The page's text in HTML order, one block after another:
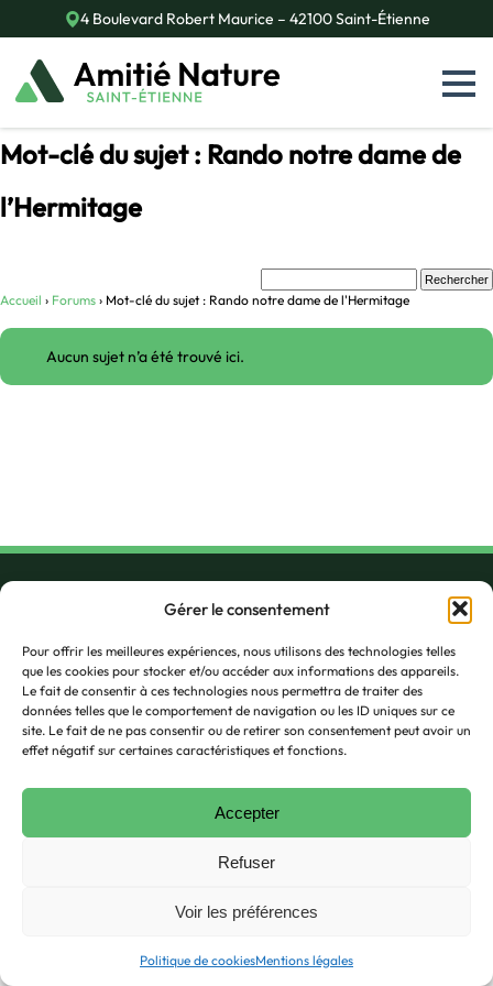
Gérer le consentement
Pour offrir les meilleures expériences, nous utilisons des technologies telles
que les cookies pour stocker et/ou accéder aux informations des appareils.
Le fait de consentir à ces technologies nous permettra de traiter des
données telles que le comportement de navigation ou les ID uniques sur ce
site. Le fait de ne pas consentir ou de retirer son consentement peut avoir un
effet négatif sur certaines caractéristiques et fonctions.
Accepter
Refuser
Voir les préférences
Politique de cookiesMentions légales
to
content
4 Boulevard Robert Maurice – 42100 Saint-Étienne
Mot-clé du sujet : Rando notre dame de
l’Hermitage
Accueil › Forums › Mot-clé du sujet : Rando notre dame de l'Hermitage
Aucun sujet n’a été trouvé ici.
4 Boulevard Robert Maurice
42100 Saint-Étienne
07 86 40 29 98
amitie.nature42@gmail.com
Historique
Albums photo
Nous rejoindre
Contact
Télécharger le programme
Création